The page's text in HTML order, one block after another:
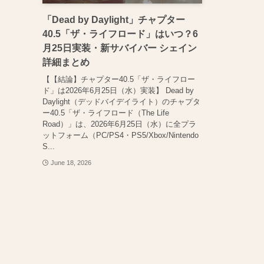
「Dead by Daylight」チャプター
40.5「ザ・ライフロード」はいつ？6
月25日実装・新サバイバー シェイン
詳細まとめ
【【結論】チャプター40.5「ザ・ライフロー
ド」は2026年6月25日（水）実装】 Dead by
Daylight（デッドバイデイライト）のチャプタ
ー40.5「ザ・ライフロード（The Life
Road）」は、2026年6月25日（水）に全プラ
ットフォーム（PC/PS4・PS5/Xbox/Nintendo
S...
June 18, 2026